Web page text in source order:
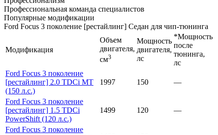
Профессиональная команда специалистов
Популярные модификации
Ford Focus 3 поколение [рестайлинг] Седан для чип-тюнинга
Модификация
Объем
двигателя,
см3
Мощность
двигателя,
лс
*Мощность
после
тюнинга,
лс
Ford Focus 3 поколение
[рестайлинг] 2.0 TDCi MT
(150 л.с.)
1997 150 —
Ford Focus 3 поколение
[рестайлинг] 1.5 TDCi
PowerShift (120 л.с.)
1499 120 —
Ford Focus 3 поколение